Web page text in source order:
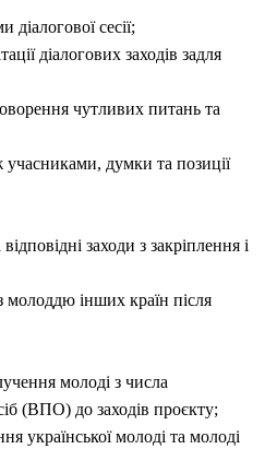
сесії;
діалогових заходів задля
чутливих питань та
учасниками, думки та позиції
заходи з закріплення і
з молоддю інших країн після
молоді з числа
(ВПО) до заходів проєкту;
української молоді та молоді